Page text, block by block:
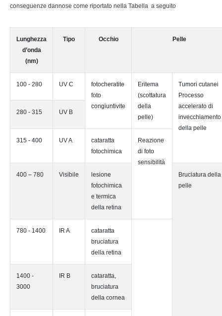
conseguenze dannose come riportato nella Tabella a seguito
Lunghezza
d’onda
(nm)
Tipo Occhio Pelle
100 - 280 UV C
fotocheratite
foto
congiuntivite
Eritema
(scottatura
della
pelle)
Tumori cutanei
Processo
accelerato di
invecchiamento
della pelle
280 - 315 UV B
315 - 400 UV A
cataratta
fotochimica
Reazione
di foto
sensibilità
400 – 780
Visibile
lesione
fotochimica
e termica
della retina
Bruciatura della
pelle
780 - 1400 IR A
cataratta
bruciatura
della retina
1400 -
3000
IR B
cataratta,
bruciatura
della cornea